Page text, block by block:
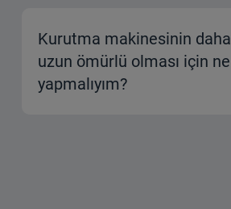
Kurutma makinesinin daha
uzun ömürlü olması için ne
yapmalıyım?